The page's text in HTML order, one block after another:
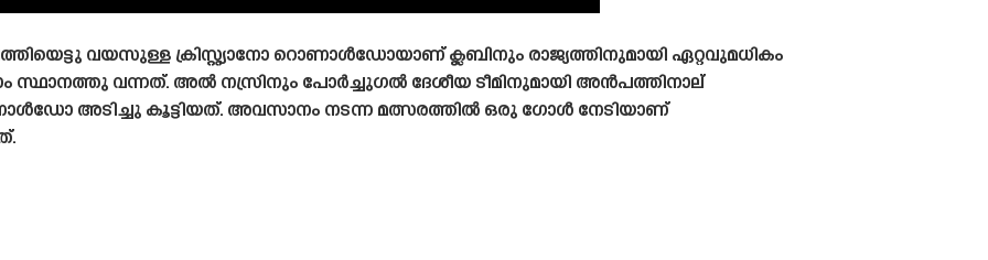
വയസുള്ള ക്രിസ്റ്റ്യാനോ റൊണാൾഡോയാണ് ക്ലബിനും രാജ്യത്തിനുമായി ഏറ്റവുമധികം
സ്ഥാനത്തു വന്നത്. അൽ നസ്രിനും പോർച്ചുഗൽ ദേശീയ ടീമിനുമായി അൻപത്തിനാല്
അടിച്ചു കൂട്ടിയത്. അവസാനം നടന്ന മത്സരത്തിൽ ഒരു ഗോൾ നേടിയാണ്